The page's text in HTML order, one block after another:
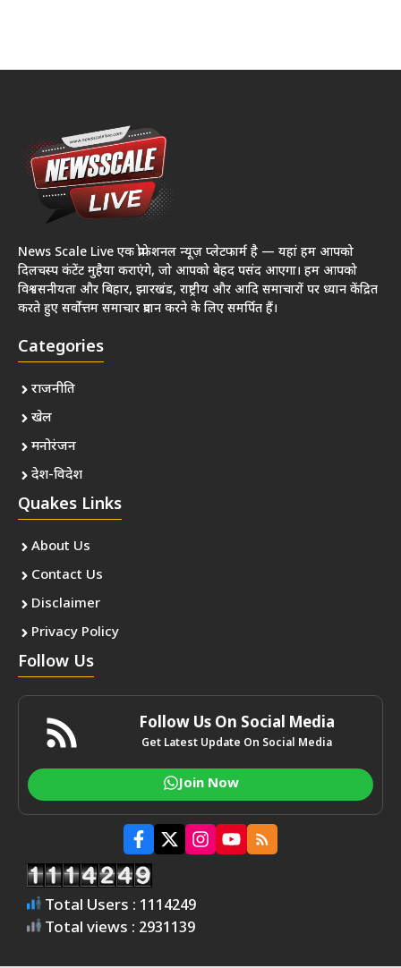
News Scale Live एक प्रोफेशनल न्यूज़ प्लेटफार्म है — यहां हम आपको
दिलचस्प कंटेंट मुहैया कराएंगे, जो आपको बेहद पसंद आएगा। हम आपको
विश्वसनीयता और बिहार, झारखंड, राष्ट्रीय और आदि समाचारों पर ध्यान केंद्रित
करते हुए सर्वोत्तम समाचार प्रदान करने के लिए समर्पित हैं।
Categories
राजनीति
खेल
मनोरंजन
देश-विदेश
Quakes Links
About Us
Contact Us
Disclaimer
Privacy Policy
Follow Us
Follow Us On Social Media
Get Latest Update On Social Media
Join Now
Total Users : 1114249
Total views : 2931139